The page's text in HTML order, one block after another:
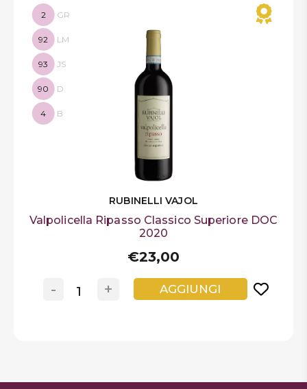
2 GR
92 LM
93 JS
90 D
4 B
RUBINELLI VAJOL
Valpolicella Ripasso Classico Superiore DOC
2020
€23,00
+
- AGGIUNGI